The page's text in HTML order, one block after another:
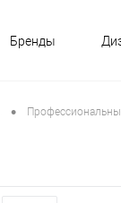
Бренды
•